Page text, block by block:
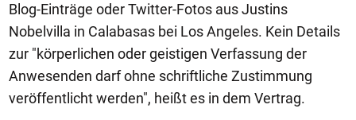
Blog-Einträge oder Twitter-Fotos aus Justins
Nobelvilla in Calabasas bei Los Angeles. Kein Details
zur "körperlichen oder geistigen Verfassung der
Anwesenden darf ohne schriftliche Zustimmung
veröffentlicht werden", heißt es in dem Vertrag.